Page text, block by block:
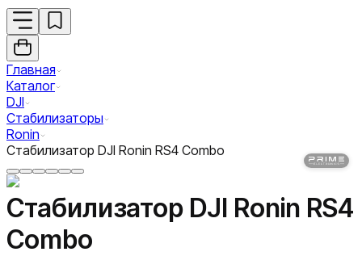
Главная
Каталог
DJI
Стабилизаторы
Ronin
Стабилизатор DJI Ronin RS4 Combo
Стабилизатор DJI Ronin RS4
Combo